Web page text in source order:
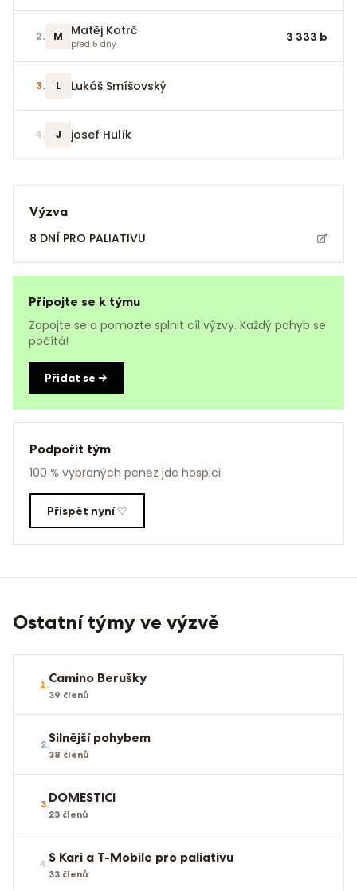
2. M Matěj Kotrč
před 5 dny
3 333 b
3. L Lukáš Smíšovský
4. J josef Hulík
Výzva
8 DNÍ PRO PALIATIVU
Připojte se k týmu
Zapojte se a pomozte splnit cíl výzvy. Každý pohyb se
počítá!
Přidat se →
Podpořit tým
100 % vybraných peněz jde hospici.
Přispět nyní ♡
Ostatní týmy ve výzvě
1.Camino Berušky
39 členů
2.Silnější pohybem
38 členů
3.DOMESTICI
23 členů
4.S Kari a T-Mobile pro paliativu
33 členů